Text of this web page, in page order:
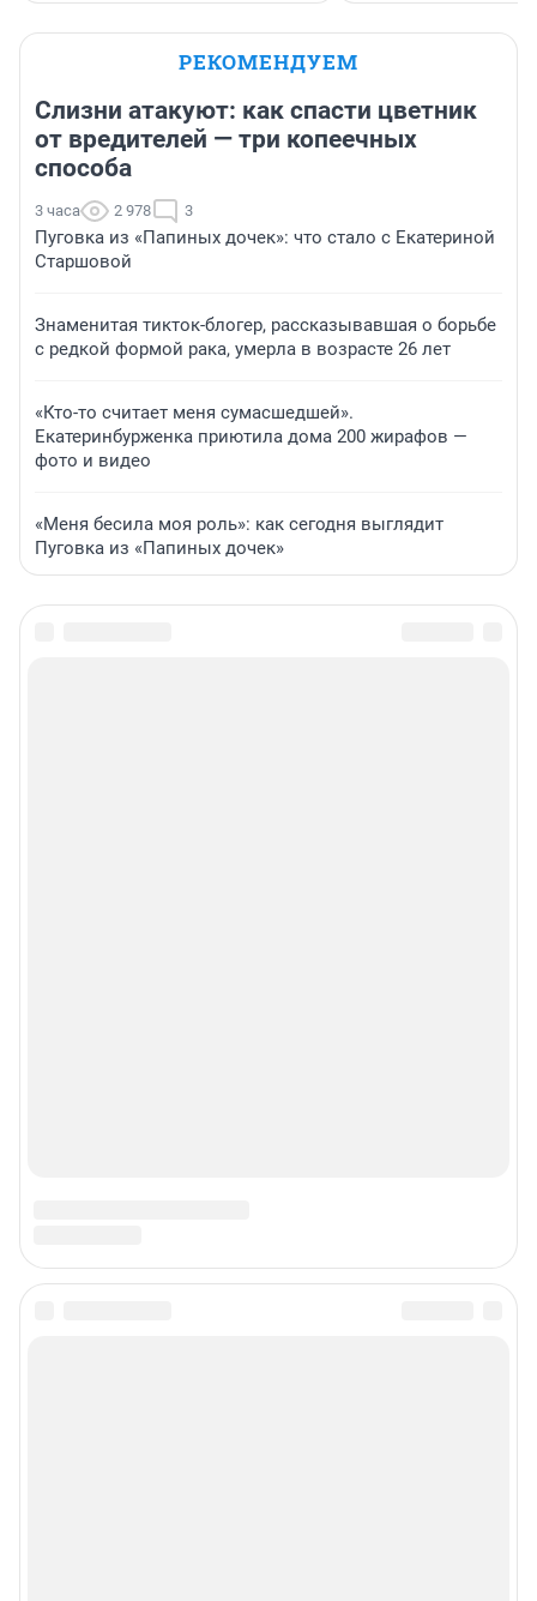
РЕКОМЕНДУЕМ
Слизни атакуют: как спасти цветник
от вредителей — три копеечных
способа
3 часа 2 978 3
Пуговка из «Папиных дочек»: что стало с Екатериной
Старшовой
Знаменитая тикток-блогер, рассказывавшая о борьбе
с редкой формой рака, умерла в возрасте 26 лет
«Кто-то считает меня сумасшедшей».
Екатеринбурженка приютила дома 200 жирафов —
фото и видео
«Меня бесила моя роль»: как сегодня выглядит
Пуговка из «Папиных дочек»